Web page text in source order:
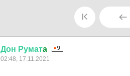
Дон Руматa
02:48, 17.11.2021